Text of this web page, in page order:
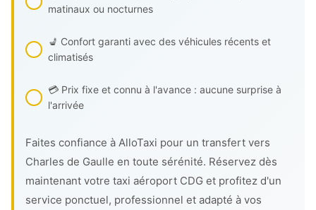
matinaux ou nocturnes
💺 Confort garanti avec des véhicules récents et
climatisés
💳 Prix fixe et connu à l'avance : aucune surprise à
l'arrivée
Faites confiance à AlloTaxi pour un transfert vers
Charles de Gaulle en toute sérénité. Réservez dès
maintenant votre taxi aéroport CDG et profitez d'un
service ponctuel, professionnel et adapté à vos